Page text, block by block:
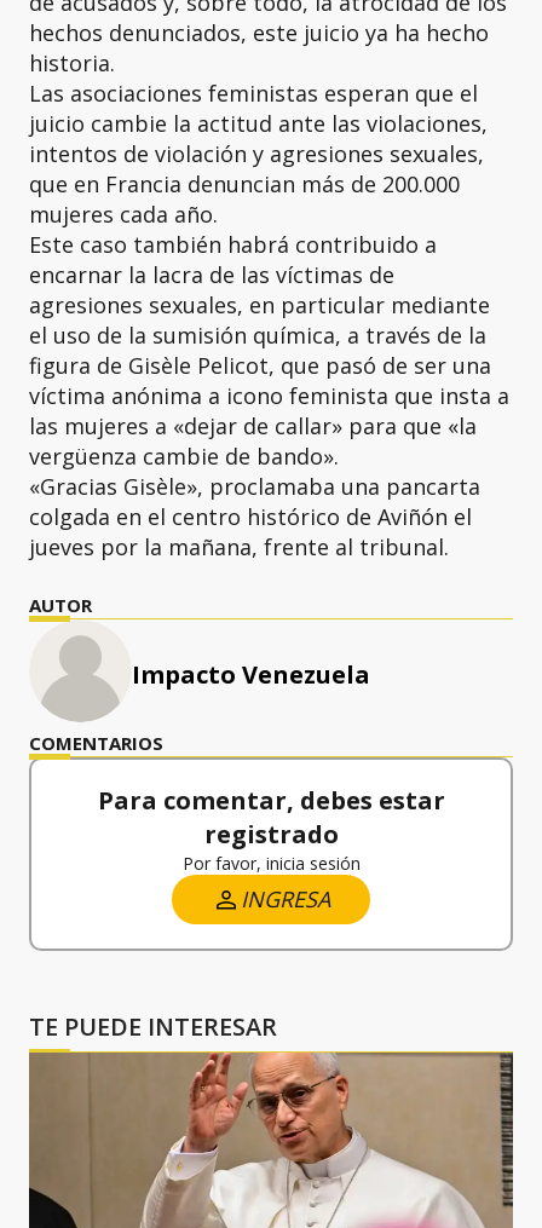
hechos denunciados, este juicio ya ha hecho
historia.
Las asociaciones feministas esperan que el
juicio cambie la actitud ante las violaciones,
intentos de violación y agresiones sexuales,
que en Francia denuncian más de 200.000
mujeres cada año.
Este caso también habrá contribuido a
encarnar la lacra de las víctimas de
agresiones sexuales, en particular mediante
el uso de la sumisión química, a través de la
figura de Gisèle Pelicot, que pasó de ser una
víctima anónima a icono feminista que insta a
las mujeres a «dejar de callar» para que «la
vergüenza cambie de bando».
«Gracias Gisèle», proclamaba una pancarta
colgada en el centro histórico de Aviñón el
jueves por la mañana, frente al tribunal.
AUTOR
Impacto Venezuela
COMENTARIOS
Para comentar, debes estar
registrado
Por favor, inicia sesión
INGRESA
TE PUEDE INTERESAR